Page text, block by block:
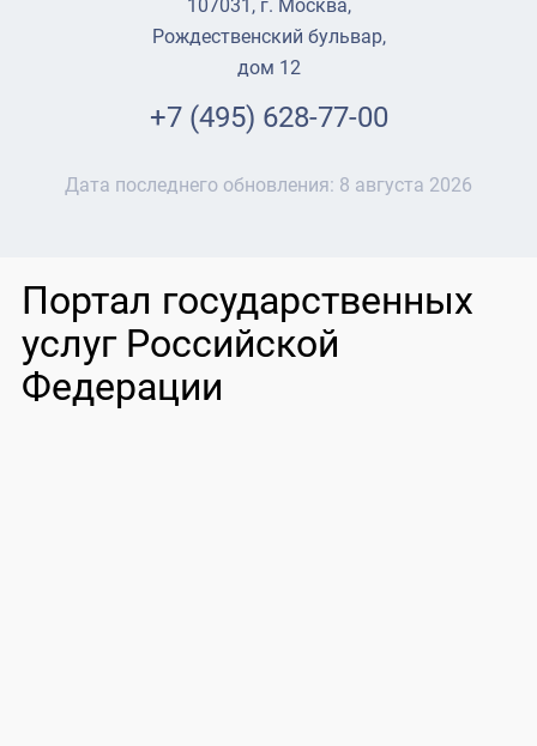
107031, г. Москва,
Рождественский бульвар,
дом 12
+7 (495) 628-77-00
Дата последнего обновления: 8 августа 2026
Портал государственных
услуг Российской
Федерации